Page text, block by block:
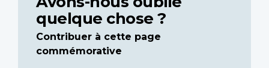
quelque chose ?
Contribuer à cette page
commémorative